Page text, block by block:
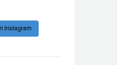
Instagram